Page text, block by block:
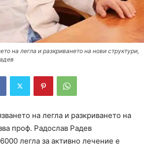
на легла и разкриването на нови структури,
на легла и разкриването на
проф. Радослав Радев
легла за активно лечение е